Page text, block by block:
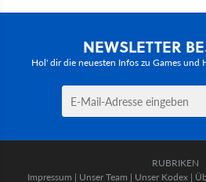
NEWSLETTER
Hol' dir die neuesten Infos zu Games und
RUBRIKEN
Impressum | Unser Team | Unser Kodex |